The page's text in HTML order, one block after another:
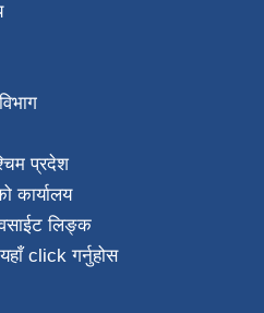
प्रदेश
कार्यालय
लिङ्क
यहाँ click गर्नुहोस